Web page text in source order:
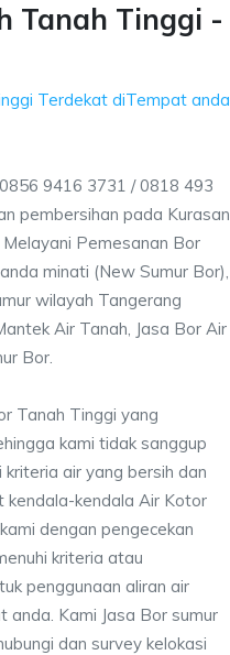
Tanah Tinggi -
Terdekat diTempat anda
9416 3731 / 0818 493
pembersihan pada Kurasan
Pemesanan Bor
minati (New Sumur Bor),
wilayah Tangerang
Air Tanah, Jasa Bor Air
Bor.
Tanah Tinggi yang
kami tidak sanggup
air yang bersih dan
kendala Air Kotor
dengan pengecekan
kriteria atau
penggunaan aliran air
Kami Jasa Bor sumur
dan survey kelokasi